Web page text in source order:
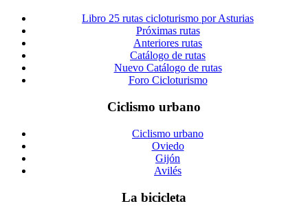
Libro 25 rutas cicloturismo por Asturias
Próximas rutas
Anteriores rutas
Catálogo de rutas
Nuevo Catálogo de rutas
Foro Cicloturismo
Ciclismo urbano
Ciclismo urbano
Oviedo
Gijón
Avilés
La bicicleta